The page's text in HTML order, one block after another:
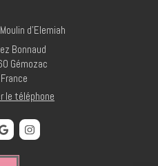
d'Elemiah
Bonnaud
Gémozac
France
le téléphone